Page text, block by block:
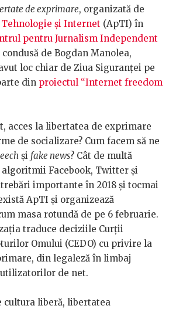
de exprimare, organizată de
și Internet (ApTI) în
pentru Jurnalism Independent
condusă de Bogdan Manolea,
loc chiar de Ziua Siguranței pe
din proiectul “Internet freedom
acces la libertatea de exprimare
de socializare? Cum facem să ne
și fake news? Cât de multă
Facebook, Twitter și
importante în 2018 și tocmai
ApTI și organizează
masa rotundă de pe 6 februarie.
traduce deciziile Curții
Omului (CEDO) cu privire la
din legaleză în limbaj
de net.
cultura liberă, libertatea